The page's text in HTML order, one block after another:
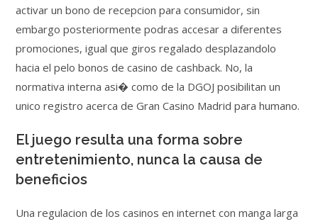
activar un bono de recepcion para consumidor, sin
embargo posteriormente podras accesar a diferentes
promociones, igual que giros regalado desplazandolo
hacia el pelo bonos de casino de cashback. No, la
normativa interna asi� como de la DGOJ posibilitan un
unico registro acerca de Gran Casino Madrid para humano.
El juego resulta una forma sobre
entretenimiento, nunca la causa de
beneficios
Una regulacion de los casinos en internet con manga larga